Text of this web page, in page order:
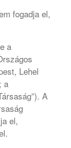
fogadja el,
a
Lehel
a
A
el,